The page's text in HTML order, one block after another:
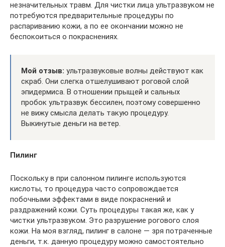
незначительных травм. Для чистки лица ультразвуком не
потребуются предварительные процедуры по
распариванию кожи, а по ее окончании можно не
беспокоиться о покраснениях.
Мой отзыв: ультразвуковые волны действуют как
скраб. Они слегка отшелушивают роговой слой
эпидермиса. В отношении прыщей и сальных
пробок ультразвук бессилен, поэтому совершенно
не вижу смысла делать такую процедуру.
Выкинутые деньги на ветер.
Пилинг
Поскольку в при салонном пилинге используются
кислоты, то процедура часто сопровождается
побочными эффектами в виде покраснений и
раздражений кожи. Суть процедуры такая же, как у
чистки ультразвуком. Это разрушение рогового слоя
кожи. На моя взгляд, пилинг в салоне — зря потраченные
деньги, т.к. данную процедуру можно самостоятельно